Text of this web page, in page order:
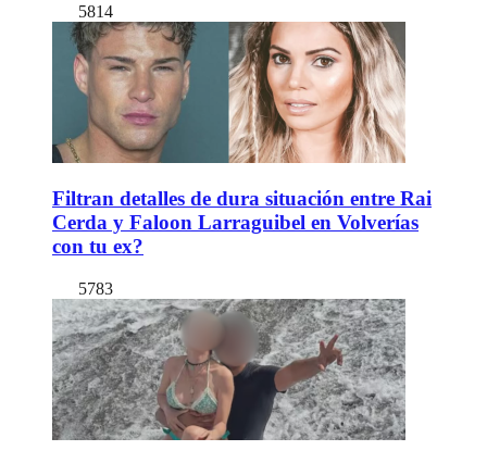
5814
Filtran detalles de dura situación entre Rai
Cerda y Faloon Larraguibel en Volverías
con tu ex?
5783